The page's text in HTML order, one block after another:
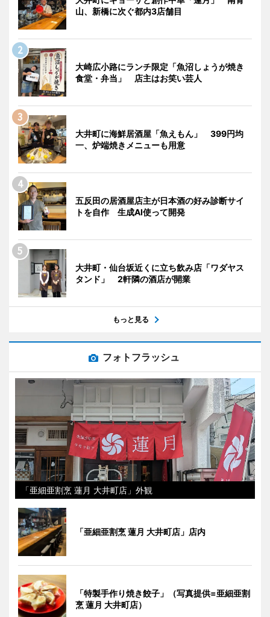
山、新橋に次ぐ都内3店舗目
大崎広小路にランチ限定「魚沼しょうが焼き
食堂・弁当」 店主はお笑い芸人
大井町に海鮮居酒屋「魚えもん」 399円均
一、炉端焼きメニューも用意
五反田の居酒屋店主が日本酒の好み診断サイ
トを自作 生成AI使って開発
大井町・仙台坂近くに立ち飲み店「ワダヤス
タンド」 2軒隣の酒店が開業
もっと見る
フォトフラッシュ
「亜細亜割烹 蓮月 大井町店」外観
「亜細亜割烹 蓮月 大井町店」店内
「特製手作り焼き餃子」（写真提供=亜細亜割
烹 蓮月 大井町店）